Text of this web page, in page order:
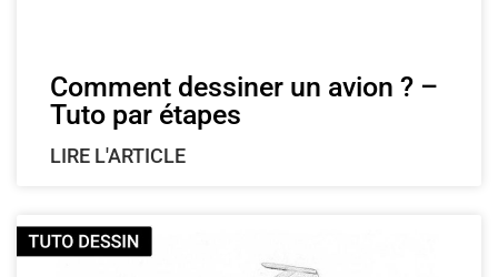
Comment dessiner un avion ? –
Tuto par étapes
LIRE L'ARTICLE